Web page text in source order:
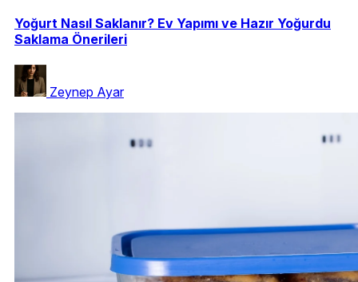
Yoğurt Nasıl Saklanır? Ev Yapımı ve Hazır Yoğurdu
Saklama Önerileri
Zeynep Ayar